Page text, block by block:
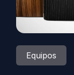
Equipos